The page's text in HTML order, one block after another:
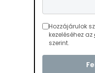
Hozzájárulok
kezeléséhez az
szerint.